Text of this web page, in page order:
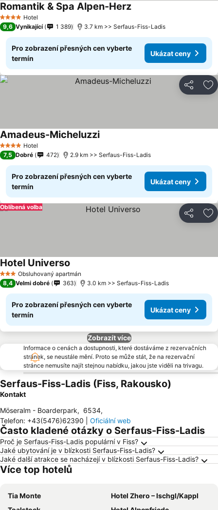
4 Počet hvězdiček
Hotel
Romantik & Spa Alpen-Herz
9,6 Vynikající 1 389 3.7 km >> Serfaus-Fiss-Ladis
Pro zobrazení přesných cen vyberte
termín
Ukázat ceny
Sdílet
4 Počet hvězdiček
Hotel
Amadeus-Micheluzzi
7,5 Dobré 472 2.9 km >> Serfaus-Fiss-Ladis
Pro zobrazení přesných cen vyberte
termín
Ukázat ceny
Sdílet
Oblíbená volba
3 Počet hvězdiček
Obsluhovaný apartmán
Hotel Universo
8,4 Velmi dobré 363 3.0 km >> Serfaus-Fiss-Ladis
Pro zobrazení přesných cen vyberte
termín
Ukázat ceny
Zobrazít více
Informace o cenách a dostupnosti, které dostáváme z rezervačních
stránek, se neustále mění. Proto se může stát, že na rezervační
stránce nemusíte najít stejnou nabídku, jakou jste viděli na trivagu.
Serfaus-Fiss-Ladis (Fiss, Rakousko)
Kontakt
Möseralm - Boarderpark, 6534,
Telefon: +43(5476)62390 Oficiální web
Často kladené otázky o Serfaus-Fiss-Ladis
Proč je Serfaus-Fiss-Ladis populární v Fiss?
Jaké ubytování je v blízkosti Serfaus-Fiss-Ladis?
Jaké další atrakce se nacházejí v blízkosti Serfaus-Fiss-Ladis?
Více top hotelů
Tia Monte
Hotel Zhero – Ischgl/Kappl